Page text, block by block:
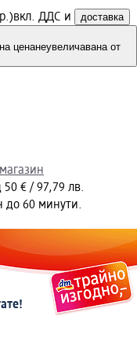
вкл. ДДС и доставка
ценанеувеличавана от
50 € / 97,79 лв.
до 60 минути.